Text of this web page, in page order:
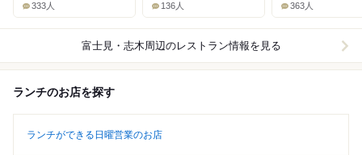
333人 136人 363人
富士見・志木周辺のレストラン情報を見る
ランチのお店を探す
ランチができる日曜営業のお店